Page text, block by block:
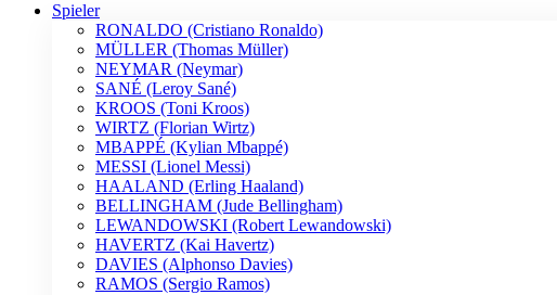
Spieler
RONALDO (Cristiano Ronaldo)
MÜLLER (Thomas Müller)
NEYMAR (Neymar)
SANÉ (Leroy Sané)
KROOS (Toni Kroos)
WIRTZ (Florian Wirtz)
MBAPPÉ (Kylian Mbappé)
MESSI (Lionel Messi)
HAALAND (Erling Haaland)
BELLINGHAM (Jude Bellingham)
LEWANDOWSKI (Robert Lewandowski)
HAVERTZ (Kai Havertz)
DAVIES (Alphonso Davies)
RAMOS (Sergio Ramos)